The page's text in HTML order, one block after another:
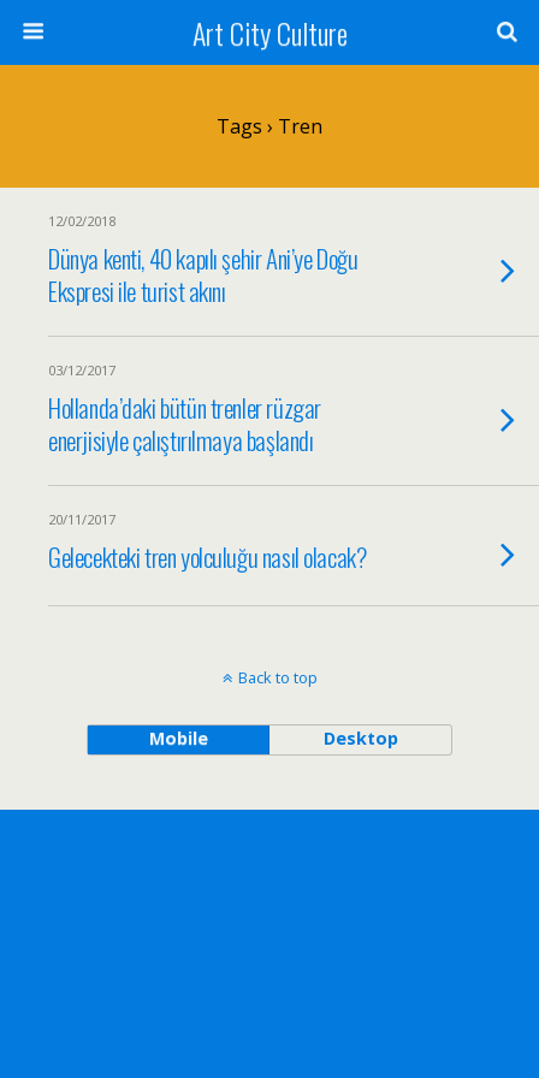
Art City Culture
Tags › Tren
12/02/2018
Dünya kenti, 40 kapılı şehir Ani’ye Doğu
Ekspresi ile turist akını
03/12/2017
Hollanda’daki bütün trenler rüzgar
enerjisiyle çalıştırılmaya başlandı
20/11/2017
Gelecekteki tren yolculuğu nasıl olacak?
Back to top
Mobile Desktop